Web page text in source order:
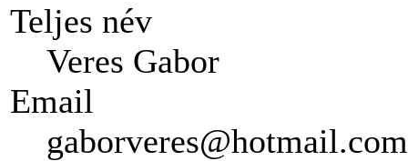
Teljes név
Veres Gabor
Email
gaborveres@hotmail.com